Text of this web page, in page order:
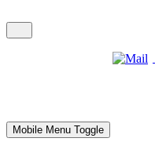
Mobile Menu Toggle